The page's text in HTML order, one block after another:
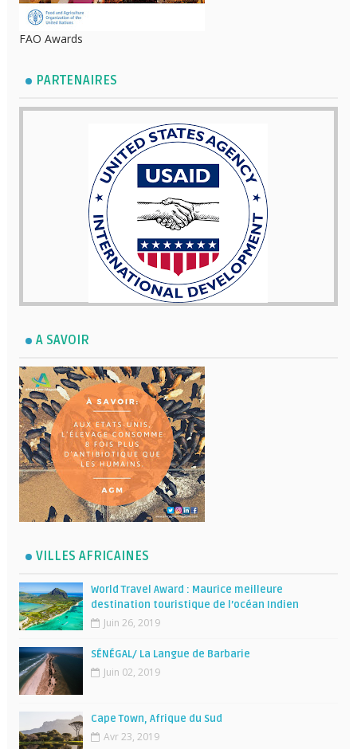
FAO Awards
PARTENAIRES
A SAVOIR
VILLES AFRICAINES
World Travel Award : Maurice meilleure
destination touristique de l’océan Indien
Juin 26, 2019
SÉNÉGAL/ La Langue de Barbarie
Juin 02, 2019
Cape Town, Afrique du Sud
Avr 23, 2019